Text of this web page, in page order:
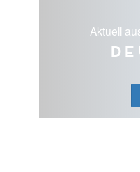
Aktuell